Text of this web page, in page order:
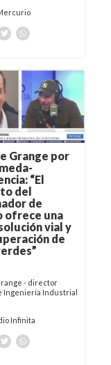
Grange por
“El
del
de
ofrece una
vial y
de
- director
Ingeniería Industrial
Infinita